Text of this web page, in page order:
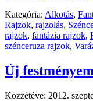
Kategória: Alkotás,
Rajzok, rajzolás,
rajzok, fantázia rajzok,
szénceruza rajzok,
Új
Közzétéve: 2012.